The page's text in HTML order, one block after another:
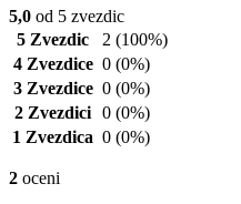
5,0 od 5 zvezdic
5 Zvezdic
2 (100%)
4 Zvezdice 0 (0%)
3 Zvezdice 0 (0%)
2 Zvezdici 0 (0%)
1 Zvezdica 0 (0%)
2 oceni